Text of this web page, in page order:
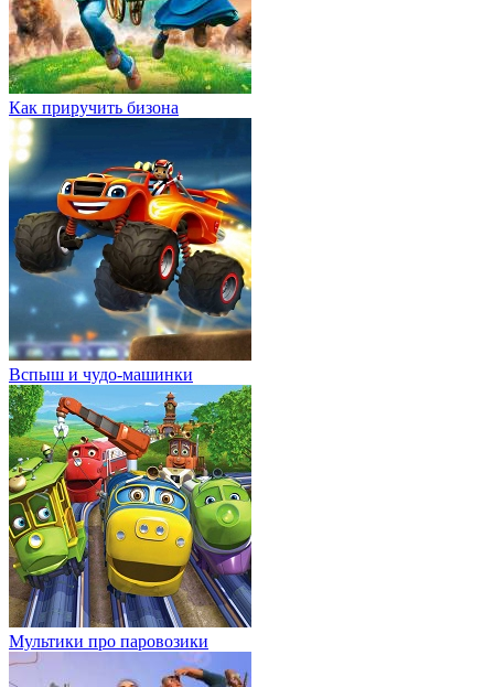
Как приручить бизона
Вспыш и чудо-машинки
Мультики про паровозики